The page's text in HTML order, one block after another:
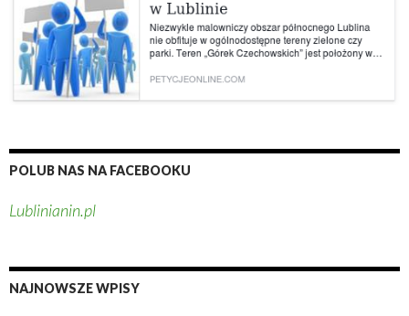
ę
ć
,
a
i
n
i
m
i
POLUB NAS NA FACEBOOKU
Lublinianin.pl
NAJNOWSZE WPISY